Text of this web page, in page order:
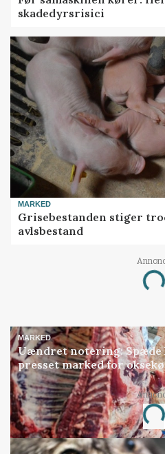
skadedyrsrisici
MARKED
Grisebestanden stiger
avlsbestand
Loading...
MARKED
Uændret notering:
presset marked for